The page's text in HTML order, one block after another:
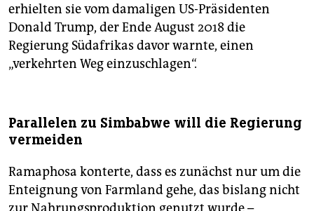
erhielten sie vom damaligen US-Präsidenten
Donald Trump, der Ende August 2018 die
Regierung Südafrikas davor warnte, einen
„verkehrten Weg einzuschlagen“.
Parallelen zu Simbabwe will die Regierung
vermeiden
Ramaphosa konterte, dass es zunächst nur um die
Enteignung von Farmland gehe, das bislang nicht